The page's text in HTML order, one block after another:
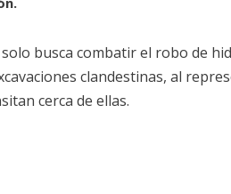
busca combatir el robo de
clandestinas, al
cerca de ellas.